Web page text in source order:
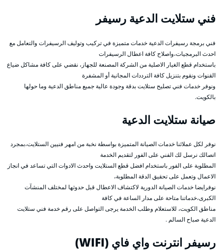
فني ستلايت الدعية رسيفر
فني برمجة رسيفرات الدعية خدمات متميزة في تركيب وتوليف الرسيفرات والتعامل مع
احدث البرمجيات،واصلاح كافة اعطال الرسيفرات
باستخدام قطع الغيار الاصلية من الشركة المصنعة للجهاز، نقضي على كافة مشاكل ضياع
القنوات ونقوم بتنزيل كافة الترددات المجانية أو المشفرة
ونوفر خدمات فني تصليح ستلايت بدقة وجودة عالية جميع مناطق الدعية وما حولها
بالكويت.
صيانة ستلايت الدعية
نوفر لكل عملائنا خدمات الصيانة المتميزة بواسطة نخبة من امهر فنيين الستلايت،بمجرد
اتصالك نرسل لك الفني على الفور لتقديم الخدمة
المطلوبة على الفور باستخدام افضل قطع الستلايت واحدث الادوات التي تساعد في انجاز
الاعمال وتعمل على تحقيق الدقة المطلوبة،
نوفرايضا خدمات الصيانة الدورية لاكتشاف الاعطال قبل حدوثها لمختلف المنشآت
الكبرى،خدماتنا متاحة على مدار الساعة في كافة
مناطق الكويت، للاستعلام وطلب الخدمة يرجى التواصل على رقم خدمة فني ستلايت
الدعية صباح السالم .
رسيفر انترنت واي فاي (WIFI)